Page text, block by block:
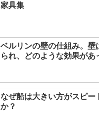
家具集
ベルリンの壁の仕組み。壁
られ、どのような効果があ
なぜ船は大きい方がスピー
か？